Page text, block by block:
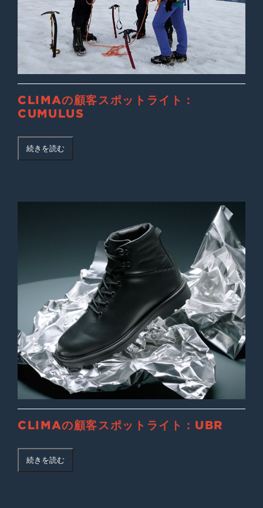
CLIMAの顧客スポットライト：
CUMULUS
続きを読む
CLIMAの顧客スポットライト：UBR
続きを読む